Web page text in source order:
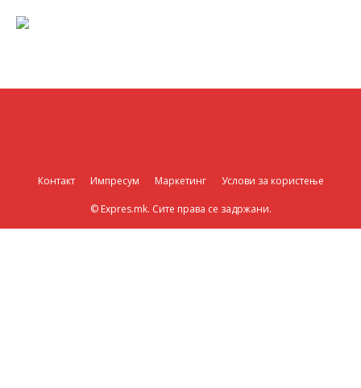
Контакт Импресум Маркетинг Услови за користење
© Expres.mk. Сите права се задржани.